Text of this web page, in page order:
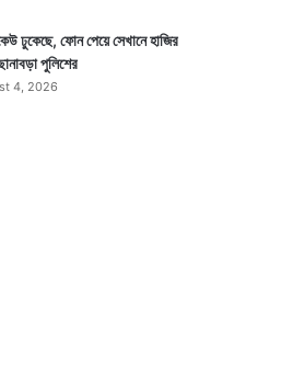
ঢুকেছে, ফোন পেয়ে সেখানে হাজির
পুলিশের
4, 2026